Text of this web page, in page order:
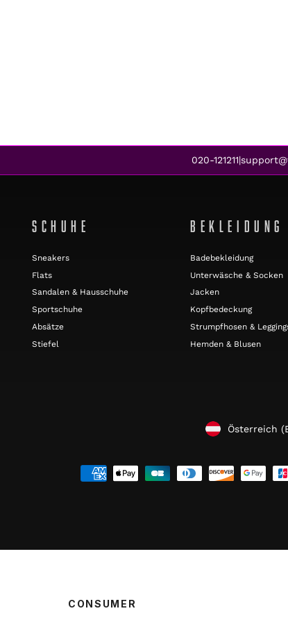
020-121211|
SCHUHE
Sneakers
Flats
Sandalen & Hausschuhe
Sportschuhe
Absätze
Stiefel
BEKLEIDUNG
Badebekleidung
Unterwäsche & Socken
Jacken
Kopfbedeckung
Strumpfhosen &
Hemden & Blusen
WÄHRUNG
Österreich
CONSUMER